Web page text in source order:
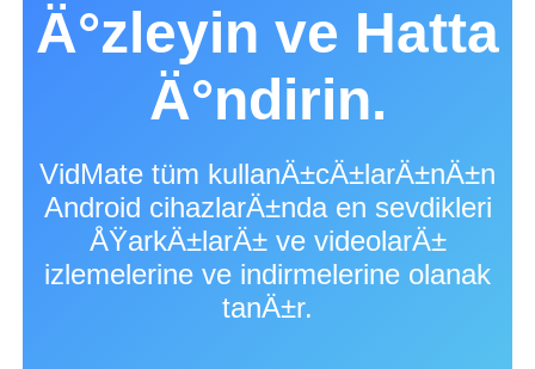
Ä°zleyin ve Hatta
Ä°ndirin.
VidMate tüm kullanÄ±cÄ±larÄ±nÄ±n
Android cihazlarÄ±nda en sevdikleri
ÅŸarkÄ±larÄ± ve videolarÄ±
izlemelerine ve indirmelerine olanak
tanÄ±r.